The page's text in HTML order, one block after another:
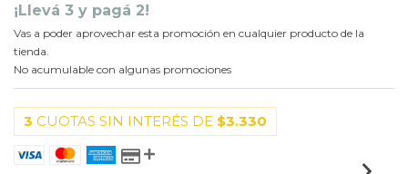
¡Llevá 3 y pagá 2!
Vas a poder aprovechar esta promoción en cualquier producto de la
tienda.
No acumulable con algunas promociones
3 CUOTAS SIN INTERÉS DE $3.330